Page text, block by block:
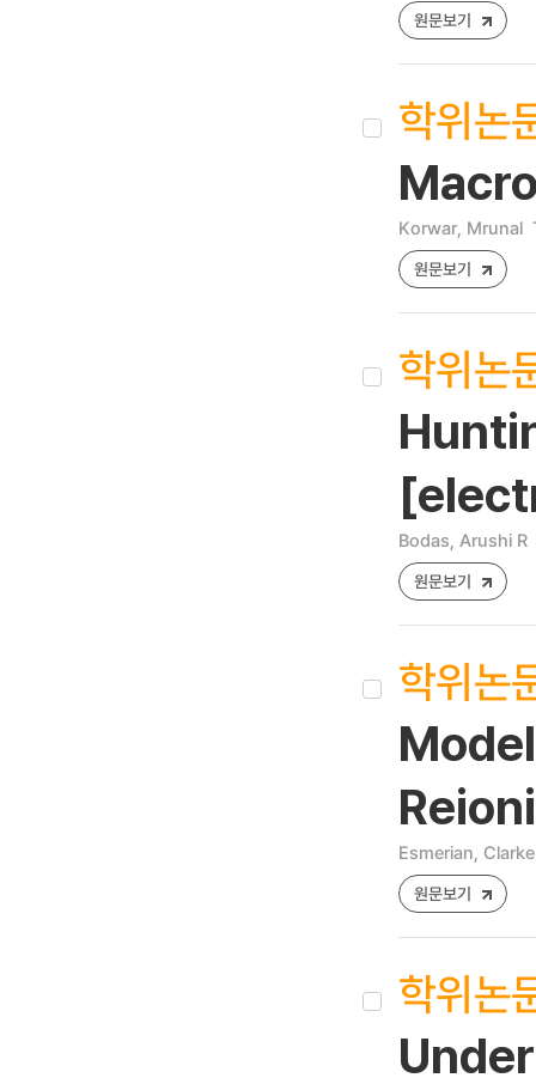
원문보기
학위논
Korwar, Mrunal
원문보기
학위논
Bodas, Arushi R
원문보기
학위논
Esmerian,
원문보기
학위논